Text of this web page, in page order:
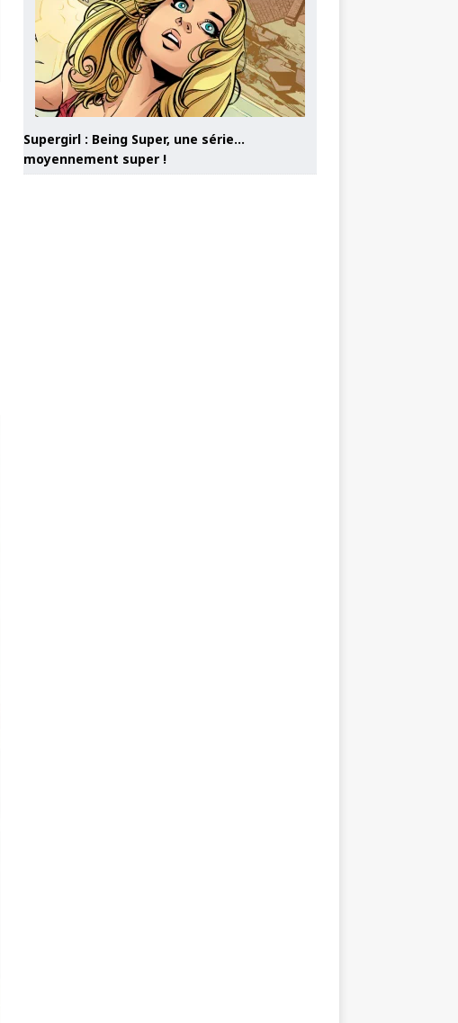
Supergirl : Being Super, une série…
moyennement super !